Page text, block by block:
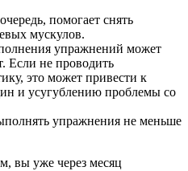
помогает снять
мускулов.
упражнений может
Если не проводить
это может привести к
и усугублению проблемы со
упражнения не меньше
вы уже через месяц